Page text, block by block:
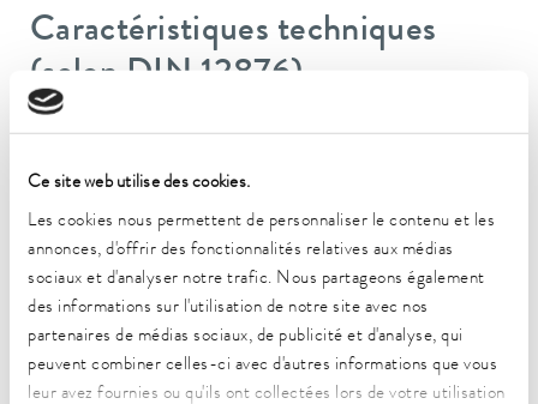
Ce site web utilise des cookies.
Les cookies nous permettent de personnaliser le contenu et les
annonces, d'offrir des fonctionnalités relatives aux médias
sociaux et d'analyser notre trafic. Nous partageons également
des informations sur l'utilisation de notre site avec nos
partenaires de médias sociaux, de publicité et d'analyse, qui
peuvent combiner celles-ci avec d'autres informations que vous
leur avez fournies ou qu'ils ont collectées lors de votre utilisation
Caractéristiques techniques
(selon DIN 12876)
-86 ... -50 °C
Constance de la température
3 ± K
Temperature_homogeneity
3 K
Plage de température ambiante